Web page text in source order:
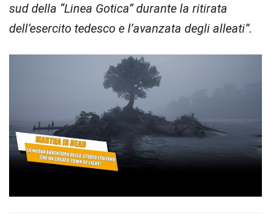
sud della “Linea Gotica” durante la ritirata
dell’esercito tedesco e l’avanzata degli alleati”.